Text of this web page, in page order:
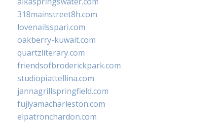
318mainstreet8h.com
lovenailsspari.com
oakberry-kuwait.com
quartzliterary.com
friendsofbroderickpark.com
studiopiattellina.com
jannagrillspringfield.com
fujiyamacharleston.com
elpatronchardon.com